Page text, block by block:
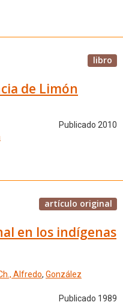
libro
de Limón
Publicado 2010
artículo original
en los indígenas
Alfredo, González
Publicado 1989